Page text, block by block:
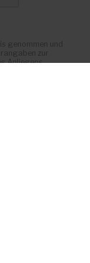
genommen und
zur
Anliegens